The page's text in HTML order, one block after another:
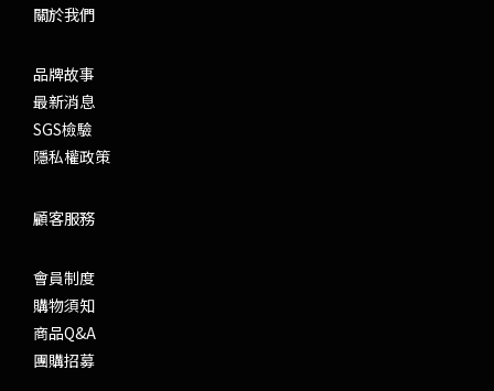
關於我們
品牌故事
最新消息
SGS檢驗
隱私權政策
顧客服務
會員制度
購物須知
商品Q&A
團購招募